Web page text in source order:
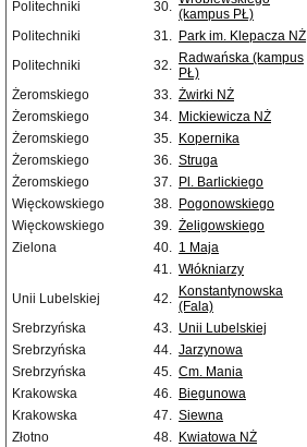
Politechniki
30. (kampus PŁ)
Politechniki 31. Park im. Klepacza NŻ
Politechniki
32. Radwańska (kampus
PŁ)
Żeromskiego 33. Żwirki NŻ
Żeromskiego
34. Mickiewicza NŻ
Żeromskiego
35. Kopernika
Żeromskiego
36. Struga
Żeromskiego
37. Pl. Barlickiego
Więckowskiego
38. Pogonowskiego
Więckowskiego
39. Żeligowskiego
Zielona
40. 1 Maja
41. Włókniarzy
Unii Lubelskiej
42. Konstantynowska
(Fala)
Srebrzyńska 43. Unii Lubelskiej
Srebrzyńska
44. Jarzynowa
Srebrzyńska
45. Cm. Mania
Krakowska
46. Biegunowa
Krakowska
47. Siewna
Złotno
48. Kwiatowa NŻ